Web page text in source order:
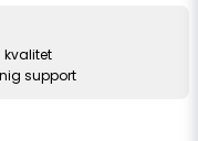
kvalitet
support